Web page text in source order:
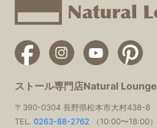
ストール専門店Natural Lounge
〒390-0304 長野県松本市大村438-8
TEL. 0263-88-2762 （10:00〜18:00）